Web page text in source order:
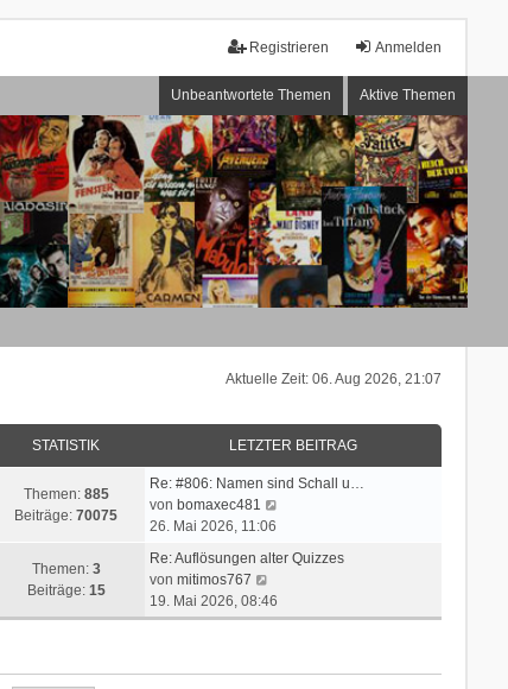
Anmelden
Registrieren
Unbeantwortete Themen Aktive Themen
Aktuelle Zeit: 06. Aug 2026, 21:07
STATISTIK LETZTER BEITRAG
Themen: 885
Beiträge:70075
Re: #806: Namen sind Schall u…
von bomaxec481
e
B
26. Mai 2026, 11:06
Themen: 3
Beiträge: 15
Re: Auflösungen alter Quizzes
von mitimos767
e
u
19. Mai 2026, 08:46